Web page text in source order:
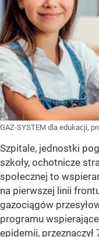
GAZ-SYSTEM dla edukacji,
Szpitale, jednostki
szkoły, ochotnicze
społecznej to
na pierwszej linii
gazociągów
programu
epidemii, przeznaczył